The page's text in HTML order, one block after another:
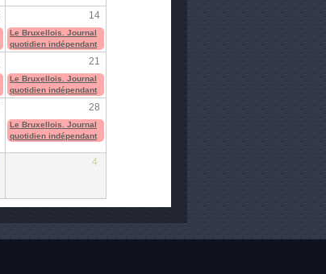
14
Le Bruxellois. Journal
quotidien indépendant
21
Le Bruxellois. Journal
quotidien indépendant
28
Le Bruxellois. Journal
quotidien indépendant
4